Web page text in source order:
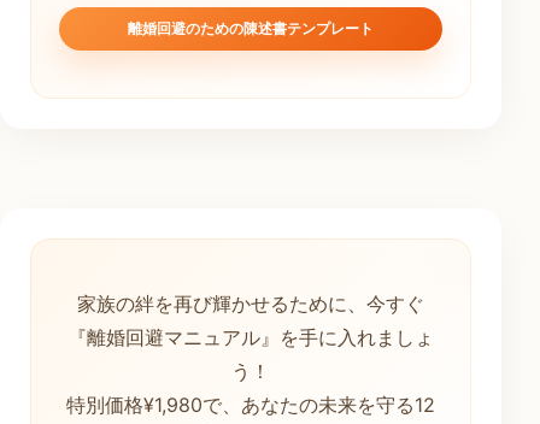
離婚回避のための陳述書テンプレート
家族の絆を再び輝かせるために、今すぐ
『離婚回避マニュアル』を手に入れましょ
う！
特別価格¥1,980で、あなたの未来を守る12